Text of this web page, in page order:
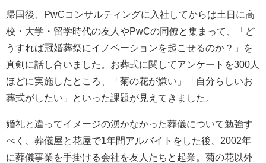
帰国後、PwCコンサルティングに入社してからは土日に高
校・大学・留学時代の友人やPwCの同僚と集まって、「ど
うすれば冠婚葬祭にイノベーションを起こせるのか？」を
真剣に話し合いました。お葬式に関してアンケートを300人
ほどに実施したところ、「菊の花が嫌い」「自分らしいお
葬式がしたい」といった課題が見えてきました。
婚礼と違ってイメージの湧かなかった葬儀について勉強す
べく、葬儀屋と花屋で1年間アルバイトをした後、2002年
に葬儀事業を手掛ける会社を友人たちと起業。菊の花以外